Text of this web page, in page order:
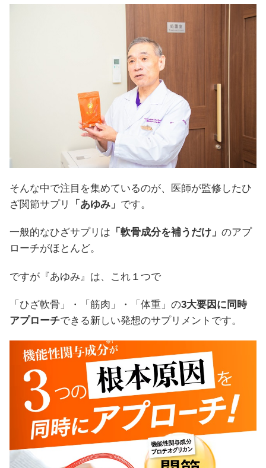
そんな中で注目を集めているのが、医師が監修したひ
ざ関節サプリ
「あゆみ」 です。
一般的なひざサプリは 「軟骨成分を補うだけ」 のアプ
ローチがほとんど。
ですが『あゆみ』は、これ１つで
「ひざ軟骨」・「筋肉」・「体重」の3大要因に同時
アプローチできる新しい発想のサプリメントです。